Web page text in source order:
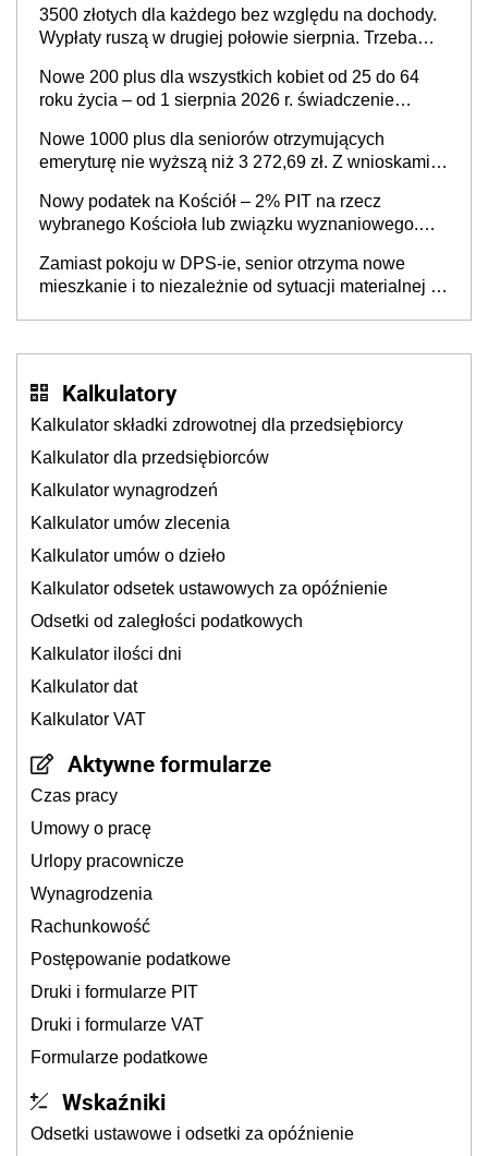
3500 złotych dla każdego bez względu na dochody.
Wypłaty ruszą w drugiej połowie sierpnia. Trzeba
Nowe 200 plus dla wszystkich kobiet od 25 do 64
roku życia – od 1 sierpnia 2026 r. świadczenie
Nowe 1000 plus dla seniorów otrzymujących
emeryturę nie wyższą niż 3 272,69 zł. Z wnioskami
nie otrzymają
Nowy podatek na Kościół – 2% PIT na rzecz
wybranego Kościoła lub związku wyznaniowego.
finansowania
Zamiast pokoju w DPS-ie, senior otrzyma nowe
mieszkanie i to niezależnie od sytuacji materialnej –
Kalkulatory
Kalkulator składki zdrowotnej dla przedsiębiorcy
Kalkulator dla przedsiębiorców
Kalkulator wynagrodzeń
Kalkulator umów zlecenia
Kalkulator umów o dzieło
Kalkulator odsetek ustawowych za opóźnienie
Odsetki od zaległości podatkowych
Kalkulator ilości dni
Kalkulator dat
Kalkulator VAT
Aktywne formularze
Czas pracy
Umowy o pracę
Urlopy pracownicze
Wynagrodzenia
Rachunkowość
Postępowanie podatkowe
Druki i formularze PIT
Druki i formularze VAT
Formularze podatkowe
Wskaźniki
Odsetki ustawowe i odsetki za opóźnienie